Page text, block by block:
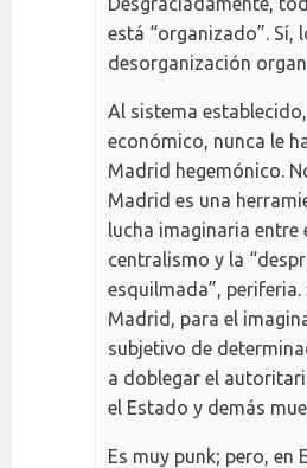
está “organizado”. Sí,
desorganización
Al sistema
económico, nunca le
Madrid hegemónico.
Madrid es una
lucha imaginaria entre
centralismo y la
esquilmada”,
Madrid, para el
subjetivo de
a doblegar el
el Estado y demás
Es muy punk; pero, en